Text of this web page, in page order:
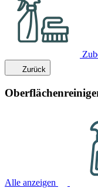
Zurück
Alle anzeigen